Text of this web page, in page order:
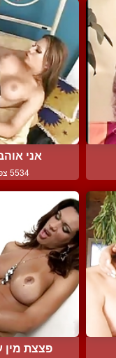
אני אוהב
5534 צפיות
פצצת מין